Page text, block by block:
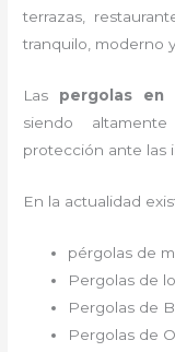
terrazas,
tranquilo, moderno
Las pergolas en
siendo
protección ante las
En la actualidad
pérgolas de
Pergolas de
Pergolas de
Pergolas de